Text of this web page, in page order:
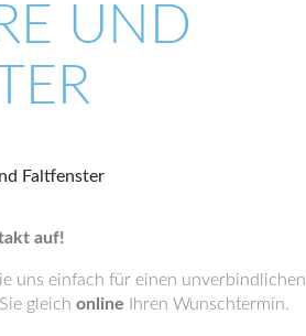
UND
auf!
uns einfach für einen unverbindlichen
gleich online Ihren Wunschtermin.